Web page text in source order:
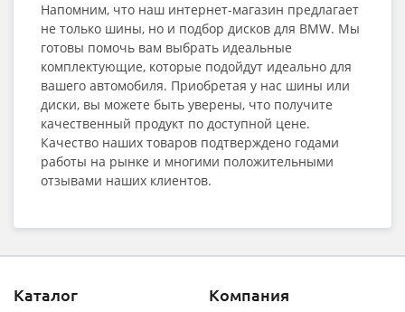
Напомним, что наш интернет-магазин предлагает
не только шины, но и подбор дисков для BMW. Мы
готовы помочь вам выбрать идеальные
комплектующие, которые подойдут идеально для
вашего автомобиля. Приобретая у нас шины или
диски, вы можете быть уверены, что получите
качественный продукт по доступной цене.
Качество наших товаров подтверждено годами
работы на рынке и многими положительными
отзывами наших клиентов.
Каталог Компания